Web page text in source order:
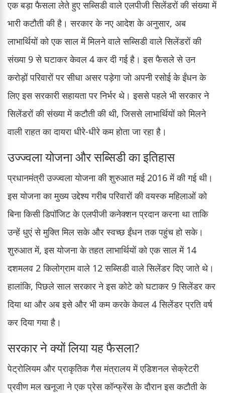
एक बड़ा फैसला लेते हुए सब्सिडी वाले एलपीजी सिलेंडरों की संख्या में
भारी कटौती की है। सरकार के नए आदेश के अनुसार, अब
लाभार्थियों को एक साल में मिलने वाले सब्सिडी वाले सिलेंडरों की
संख्या 9 से घटाकर केवल 4 कर दी गई है। इस फैसले से उन
करोड़ों परिवारों पर सीधा असर पड़ेगा जो अपनी रसोई के ईंधन के
लिए इस सरकारी सहायता पर निर्भर थे। इससे पहले भी सरकार ने
सिलेंडरों की संख्या में कटौती की थी, जिससे लाभार्थियों को मिलने
वाली राहत का दायरा धीरे-धीरे कम होता जा रहा है।
उज्ज्वला योजना और सब्सिडी का इतिहास
प्रधानमंत्री उज्ज्वला योजना की शुरुआत मई 2016 में की गई थी।
इस योजना का मुख्य उद्देश्य गरीब परिवारों की वयस्क महिलाओं को
बिना किसी डिपॉजिट के एलपीजी कनेक्शन प्रदान करना था ताकि
उन्हें धुएं से मुक्ति मिल सके और स्वच्छ ईंधन तक पहुंच हो सके।
शुरुआत में, इस योजना के तहत लाभार्थियों को एक साल में 14
दशमलव 2 किलोग्राम वाले 12 सब्सिडी वाले सिलेंडर दिए जाते थे।
हालांकि, पिछले साल सरकार ने इस कोटे को घटाकर 9 सिलेंडर कर
दिया था और अब इसे और भी कम करके केवल 4 सिलेंडर प्रति वर्ष
कर दिया गया है।
सरकार ने क्यों लिया यह फैसला?
पेट्रोलियम और प्राकृतिक गैस मंत्रालय में एडिशनल सेक्रेटरी
प्रवीण मल खनूजा ने एक प्रेस कॉन्फ्रेंस के दौरान इस कटौती के